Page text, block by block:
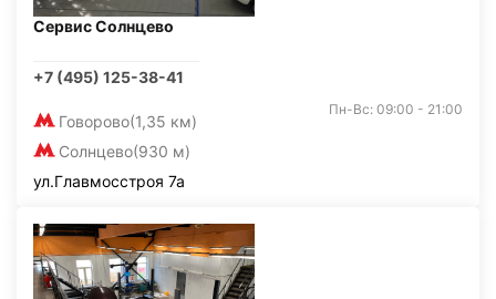
Сервис Солнцево
+7 (495) 125-38-41
Говорово(1,35 км)
Солнцево(930 м)
Пн-Вс: 09:00 - 21:00
ул.Главмосстроя 7а